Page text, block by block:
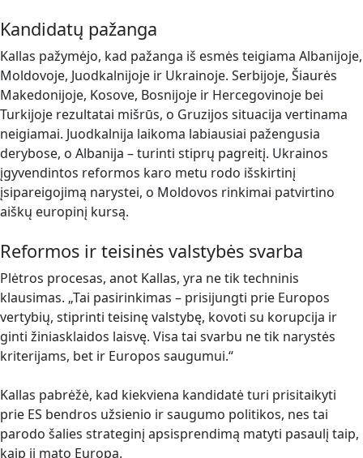
Kandidatų pažanga
Kallas pažymėjo, kad pažanga iš esmės teigiama Albanijoje,
Moldovoje, Juodkalnijoje ir Ukrainoje. Serbijoje, Šiaurės
Makedonijoje, Kosove, Bosnijoje ir Hercegovinoje bei
Turkijoje rezultatai mišrūs, o Gruzijos situacija vertinama
neigiamai. Juodkalnija laikoma labiausiai pažengusia
derybose, o Albanija – turinti stiprų pagreitį. Ukrainos
įgyvendintos reformos karo metu rodo išskirtinį
įsipareigojimą narystei, o Moldovos rinkimai patvirtino
aiškų europinį kursą.
Reformos ir teisinės valstybės svarba
Plėtros procesas, anot Kallas, yra ne tik techninis
klausimas. „Tai pasirinkimas – prisijungti prie Europos
vertybių, stiprinti teisinę valstybę, kovoti su korupcija ir
ginti žiniasklaidos laisvę. Visa tai svarbu ne tik narystės
kriterijams, bet ir Europos saugumui.“
Kallas pabrėžė, kad kiekviena kandidatė turi prisitaikyti
prie ES bendros užsienio ir saugumo politikos, nes tai
parodo šalies strateginį apsisprendimą matyti pasaulį taip,
kaip jį mato Europa.